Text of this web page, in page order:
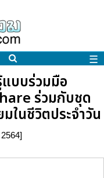
☰
บบร่วมมือ
ร่วมกับชุด
ในชีวิตประจำวัน